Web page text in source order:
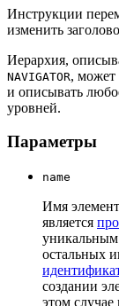
Инструкции
изменить
Иерархия,
NAVIGATOR, может
и описывать
уровней.
Параметры
name
Имя
является
уникальным
остальных
создании
этом случае